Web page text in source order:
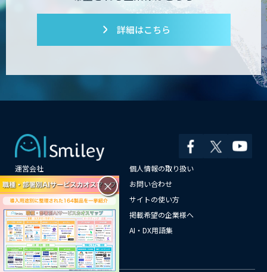
詳細はこちら
運営会社
個人情報の取り扱い
よくある質問
お問い合わせ
メールマガジン登録
サイトの使い方
情報提供はこちらから
掲載希望の企業様へ
AI企業一覧
AI・DX用語集
サイトマップ
×